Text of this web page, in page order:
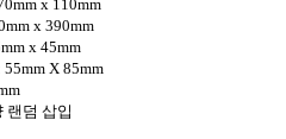
x 110mm
x 390mm
x 45mm
55mm X 85mm
랜덤 삽입